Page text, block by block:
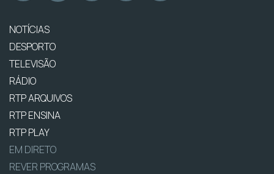
NOTÍCIAS
DESPORTO
TELEVISÃO
RÁDIO
RTP ARQUIVOS
RTP ENSINA
RTP PLAY
EM DIRETO
REVER PROGRAMAS